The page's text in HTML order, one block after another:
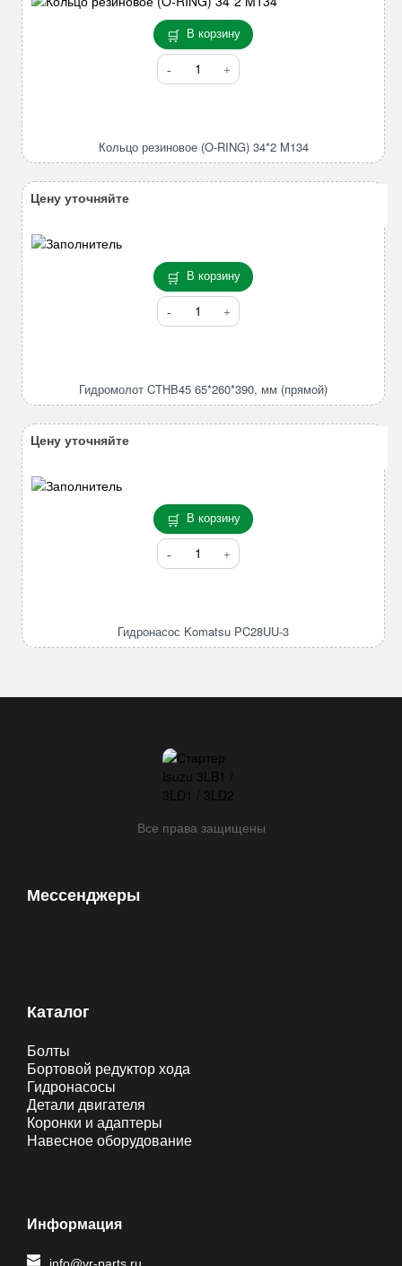
В корзину
Количество
товара
RING)
Кольцо резиновое (O-RING) 34*2 M134
В корзину
Количество
товара
мм
Гидромолот CTHB45 65*260*390, мм (прямой)
Цену уточняйте
В корзину
Количество
товара
3
Гидронасос Komatsu PC28UU-3
Цену уточняйте
Все права защищены
Мессенджеры
Каталог
Болты
Бортовой редуктор хода
Гидронасосы
Детали двигателя
Коронки и адаптеры
Навесное оборудование
Информация
info@vr-parts.ru